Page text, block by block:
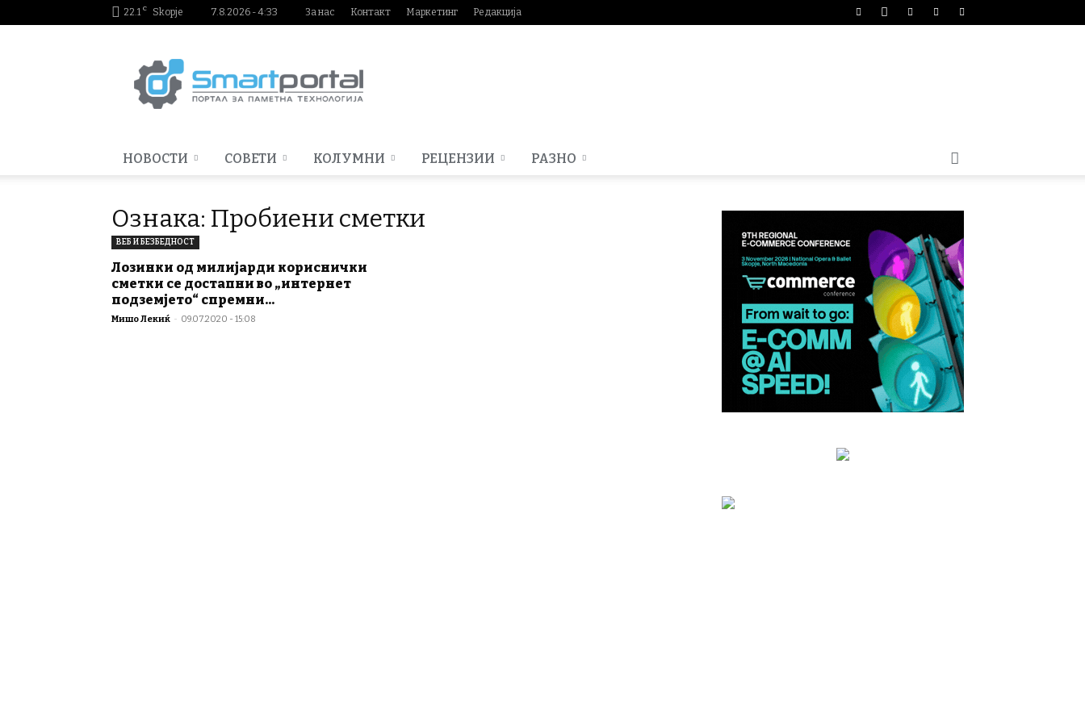
22.1 C Skopje 7.8.2026 - 4:33 За нас Контакт Маркетинг Редакција
НОВОСТИ СОВЕТИ КОЛУМНИ РЕЦЕНЗИИ РАЗНО
Ознака: Пробиени сметки
ВЕБ И БЕЗБЕДНОСТ
Лозинки од милијарди кориснички
сметки се достапни во „интернет
подземјето“ спремни...
Мишо Лекиќ - 09.07.2020 - 15:08